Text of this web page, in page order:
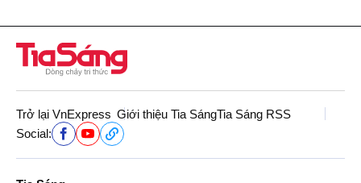
Trở lại VnExpress Giới thiệu Tia SángTia Sáng RSS
Social: